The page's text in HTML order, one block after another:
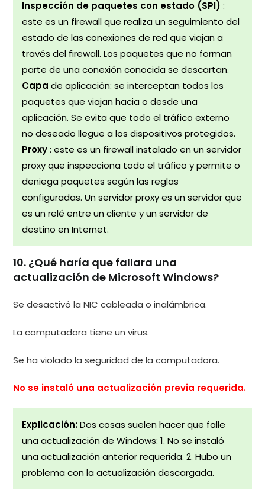
Inspección de paquetes con estado (SPI) :
este es un firewall que realiza un seguimiento del
estado de las conexiones de red que viajan a
través del firewall. Los paquetes que no forman
parte de una conexión conocida se descartan.
Capa de aplicación: se interceptan todos los
paquetes que viajan hacia o desde una
aplicación. Se evita que todo el tráfico externo
no deseado llegue a los dispositivos protegidos.
Proxy: este es un firewall instalado en un servidor
proxy que inspecciona todo el tráfico y permite o
deniega paquetes según las reglas
configuradas. Un servidor proxy es un servidor que
es un relé entre un cliente y un servidor de
destino en Internet.
10. ¿Qué haría que fallara una
actualización de Microsoft Windows?
Se desactivó la NIC cableada o inalámbrica.
La computadora tiene un virus.
Se ha violado la seguridad de la computadora.
No se instaló una actualización previa requerida.
Explicación:Dos cosas suelen hacer que falle
una actualización de Windows: 1. No se instaló
una actualización anterior requerida. 2. Hubo un
problema con la actualización descargada.